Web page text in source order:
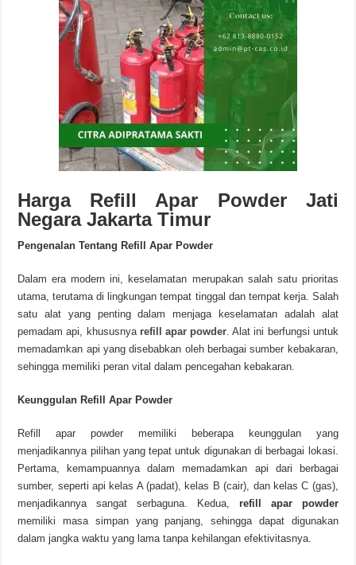
Harga Refill Apar Powder Jati
Negara Jakarta Timur
Pengenalan Tentang Refill Apar Powder
Dalam era modern ini, keselamatan merupakan salah satu prioritas
utama, terutama di lingkungan tempat tinggal dan tempat kerja. Salah
satu alat yang penting dalam menjaga keselamatan adalah alat
pemadam api, khususnya refill apar powder. Alat ini berfungsi untuk
memadamkan api yang disebabkan oleh berbagai sumber kebakaran,
sehingga memiliki peran vital dalam pencegahan kebakaran.
Keunggulan Refill Apar Powder
Refill apar powder memiliki beberapa keunggulan yang
menjadikannya pilihan yang tepat untuk digunakan di berbagai lokasi.
Pertama, kemampuannya dalam memadamkan api dari berbagai
sumber, seperti api kelas A (padat), kelas B (cair), dan kelas C (gas),
menjadikannya sangat serbaguna. Kedua, refill apar powder
memiliki masa simpan yang panjang, sehingga dapat digunakan
dalam jangka waktu yang lama tanpa kehilangan efektivitasnya.